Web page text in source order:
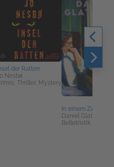
der Ratten
Nesbø
Thriller, Mystery
In einem Zug
Daniel Glattauer
Belletristik, Literatur